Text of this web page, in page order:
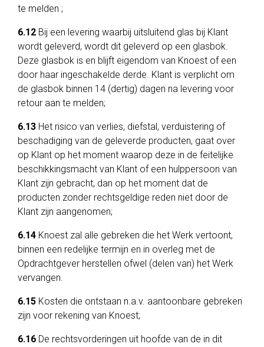
te melden ;
6.12 Bij een levering waarbij uitsluitend glas bij Klant
wordt geleverd, wordt dit geleverd op een glasbok.
Deze glasbok is en blijft eigendom van Knoest of een
door haar ingeschakelde derde. Klant is verplicht om
de glasbok binnen 14 (dertig) dagen na levering voor
retour aan te melden;
6.13 Het risico van verlies, diefstal, verduistering of
beschadiging van de geleverde producten, gaat over
op Klant op het moment waarop deze in de feitelijke
beschikkingsmacht van Klant of een hulppersoon van
Klant zijn gebracht, dan op het moment dat de
producten zonder rechtsgeldige reden niet door de
Klant zijn aangenomen;
6.14 Knoest zal alle gebreken die het Werk vertoont,
binnen een redelijke termijn en in overleg met de
Opdrachtgever herstellen ofwel (delen van) het Werk
vervangen.
6.15 Kosten die ontstaan n.a.v. aantoonbare gebreken
zijn voor rekening van Knoest;
6.16 De rechtsvorderingen uit hoofde van de in dit